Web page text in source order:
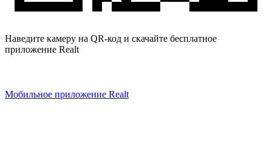
Наведите камеру на QR-код и скачайте бесплатное
приложение Realt
Мобильное приложение Realt